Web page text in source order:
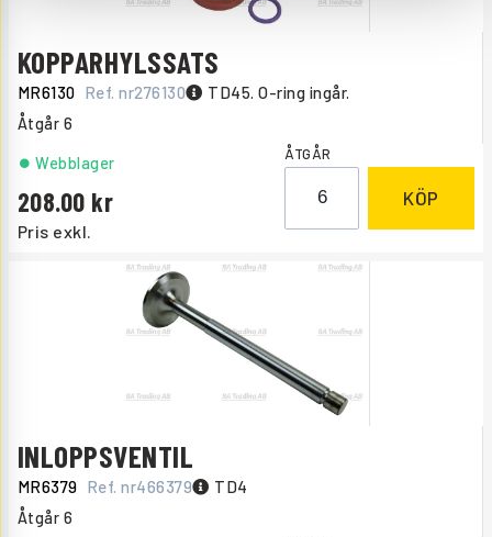
KOPPARHYLSSATS
MR6130 Ref. nr276130 TD45. O-ring ingår.
Åtgår 6
Pris exkl.
208.00
Webblager ÅTGÅR
KÖP
INLOPPSVENTIL
MR6379 Ref. nr466379 TD4
Åtgår 6